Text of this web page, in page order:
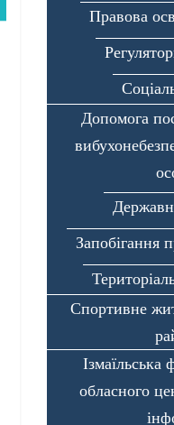
Правова
Допомога
Запобігання
Спортивне
Ізмаїльська
обласного